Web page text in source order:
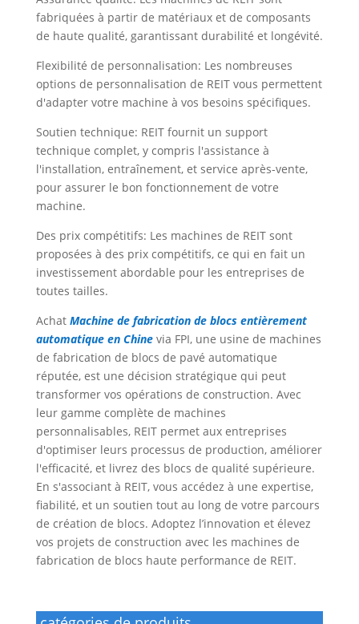
fabriquées à partir de matériaux et de composants
de haute qualité, garantissant durabilité et longévité.
Flexibilité de personnalisation: Les nombreuses
options de personnalisation de REIT vous permettent
d'adapter votre machine à vos besoins spécifiques.
Soutien technique: REIT fournit un support
technique complet, y compris l'assistance à
l'installation, entraînement, et service après-vente,
pour assurer le bon fonctionnement de votre
machine.
Des prix compétitifs: Les machines de REIT sont
proposées à des prix compétitifs, ce qui en fait un
investissement abordable pour les entreprises de
toutes tailles.
Achat Machine de fabrication de blocs entièrement
automatique en Chinevia FPI, une usine de machines
de fabrication de blocs de pavé automatique
réputée, est une décision stratégique qui peut
transformer vos opérations de construction. Avec
leur gamme complète de machines
personnalisables, REIT permet aux entreprises
d'optimiser leurs processus de production, améliorer
l'efficacité, et livrez des blocs de qualité supérieure.
En s'associant à REIT, vous accédez à une expertise,
fiabilité, et un soutien tout au long de votre parcours
de création de blocs. Adoptez l’innovation et élevez
vos projets de construction avec les machines de
fabrication de blocs haute performance de REIT.